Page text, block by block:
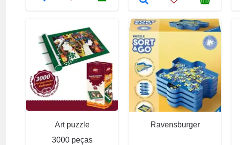
Art puzzle
3000 peças
Ravensburger